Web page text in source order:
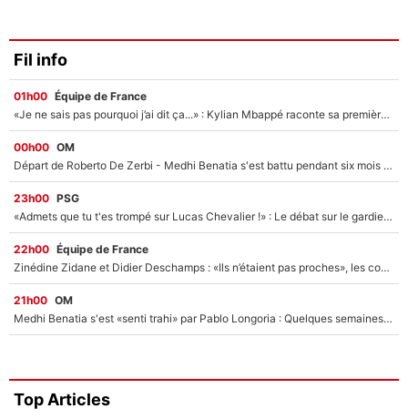
Fil info
01h00 Équipe de France
«Je ne sais pas pourquoi j’ai dit ça...» : Kylian Mbappé raconte sa première rencontre avec Zinédine Zidane (et c’est très drôle)
00h00 OM
Départ de Roberto De Zerbi - Medhi Benatia s'est battu pendant six mois pour le retenir à l'OM, le PSG a été le naufrage de trop : «Je pars avec toi»
23h00 PSG
«Admets que tu t'es trompé sur Lucas Chevalier !» : Le débat sur le gardien du PSG vire au clash à l'After Foot
22h00 Équipe de France
Zinédine Zidane et Didier Deschamps : «Ils n’étaient pas proches», les confidences d’un membre de l’équipe de France 1998 sur leur relation spéciale
21h00 OM
Medhi Benatia s'est «senti trahi» par Pablo Longoria : Quelques semaines après son départ, l'ancien directeur de football de l'OM règle ses comptes
Top Articles